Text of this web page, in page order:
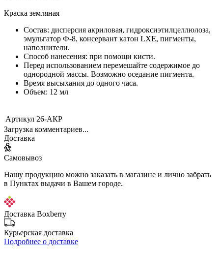
Краска земляная
Состав: дисперсия акриловая, гидроксиэтилцеллюлоза,
эмульгатор Ф-8, консервант катон LXE, пигменты,
наполнители.
Способ нанесения: при помощи кисти.
Перед использованием перемешайте содержимое до
однородной массы. Возможно оседание пигмента.
Время высыхания до одного часа.
Объем: 12 мл
Артикул 26-АКР
Загрузка комментариев...
Доставка
Самовывоз
Нашу продукцию можно заказать в магазине и лично забрать
в Пунктах выдачи в Вашем городе.
Доставка Boxberry
Курьерская доставка
Подробнее о доставке